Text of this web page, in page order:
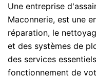
Une entreprise
Maconnerie, est une
réparation, le
et des systèmes de
des services
fonctionnement de